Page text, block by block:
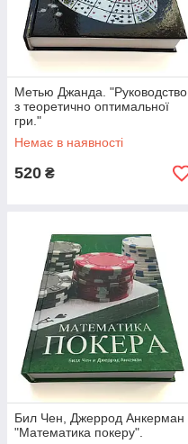
Метью Джанда. "Руководство
з теоретично оптимальної
гри."
Немає в наявності
520 ₴
Бил Чен, Джеррод Анкерман
"Математика покеру".